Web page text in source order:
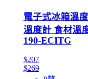
電子式冰箱溫
溫度計 食材溫
190-ECITG
$207
$269